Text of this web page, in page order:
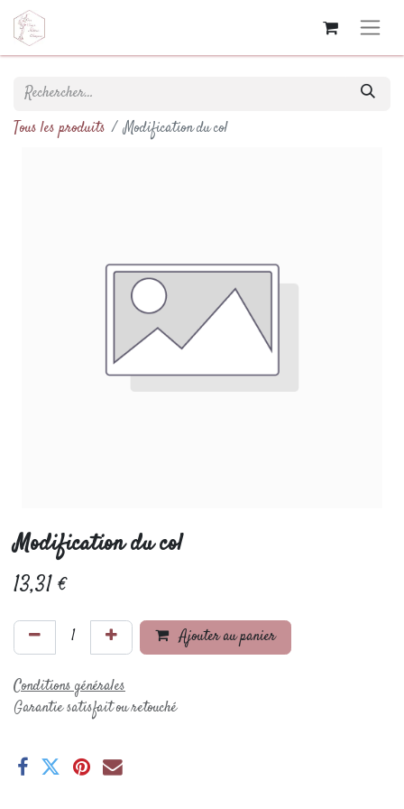
Tous les produits Modification du col
Modification du col
13,31€
Ajouter au panier
Conditions générales
Garantie satisfait ou retouché